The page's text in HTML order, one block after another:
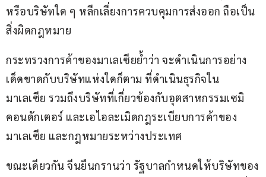
หรือบริษัทใด ๆ หลีกเลี่ยงการควบคุมการส่งออก ถือเป็น
สิ่งผิดกฎหมาย
กระทรวงการค้าของมาเลเซียย้ำว่า จะดำเนินการอย่าง
เด็ดขาดกับบริษัทแห่งใดก็ตาม ที่ดำเนินธุรกิจใน
มาเลเซีย รวมถึงบริษัทที่เกี่ยวข้องกับอุตสาหกรรมเซมิ
คอนดักเตอร์ และเอไอละเมิดกฎระเบียบการค้าของ
มาเลเซีย และกฎหมายระหว่างประเทศ
ขณะเดียวกัน จีนยืนกรานว่า รัฐบาลกำหนดให้บริษัทของ